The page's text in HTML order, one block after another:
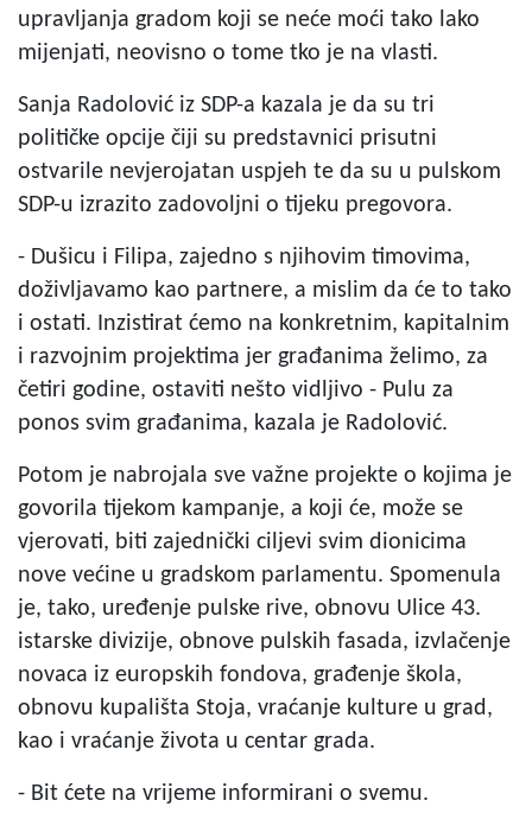
upravljanja gradom koji se neće moći tako lako
mijenjati, neovisno o tome tko je na vlasti.
Sanja Radolović iz SDP-a kazala je da su tri
političke opcije čiji su predstavnici prisutni
ostvarile nevjerojatan uspjeh te da su u pulskom
SDP-u izrazito zadovoljni o tijeku pregovora.
- Dušicu i Filipa, zajedno s njihovim timovima,
doživljavamo kao partnere, a mislim da će to tako
i ostati. Inzistirat ćemo na konkretnim, kapitalnim
i razvojnim projektima jer građanima želimo, za
četiri godine, ostaviti nešto vidljivo - Pulu za
ponos svim građanima, kazala je Radolović.
Potom je nabrojala sve važne projekte o kojima je
govorila tijekom kampanje, a koji će, može se
vjerovati, biti zajednički ciljevi svim dionicima
nove većine u gradskom parlamentu. Spomenula
je, tako, uređenje pulske rive, obnovu Ulice 43.
istarske divizije, obnove pulskih fasada, izvlačenje
novaca iz europskih fondova, građenje škola,
obnovu kupališta Stoja, vraćanje kulture u grad,
kao i vraćanje života u centar grada.
- Bit ćete na vrijeme informirani o svemu.